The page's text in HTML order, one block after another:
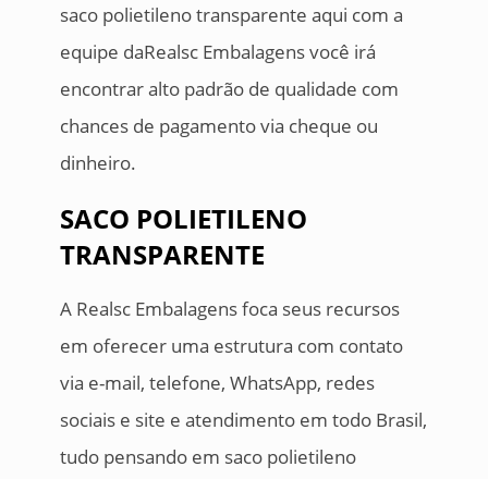
saco polietileno transparente aqui com a
equipe daRealsc Embalagens você irá
encontrar alto padrão de qualidade com
chances de pagamento via cheque ou
dinheiro.
SACO POLIETILENO
TRANSPARENTE
A Realsc Embalagens foca seus recursos
em oferecer uma estrutura com contato
via e-mail, telefone, WhatsApp, redes
sociais e site e atendimento em todo Brasil,
tudo pensando em saco polietileno